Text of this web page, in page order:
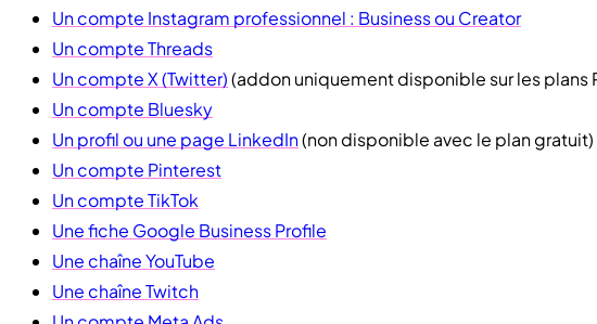
Un compte Instagram professionnel : Business ou Creator
Un compte Threads
Un compte X (Twitter)(addon uniquement disponible sur les plans
Un compte Bluesky
Un profil ou une page LinkedIn(non disponible avec le plan gratuit)
Un compte Pinterest
Un compte TikTok
Une fiche Google Business Profile
Une chaîne YouTube
Une chaîne Twitch